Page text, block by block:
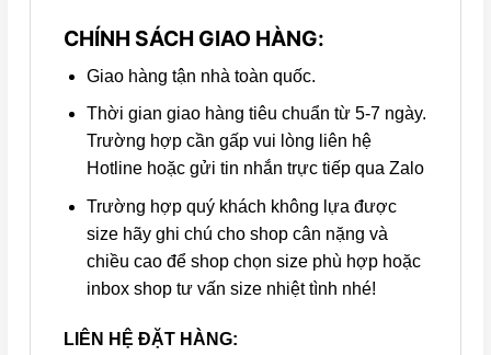
CHÍNH SÁCH GIAO HÀNG:
Giao hàng tận nhà toàn quốc.
Thời gian giao hàng tiêu chuẩn từ 5-7 ngày.
Trường hợp cần gấp vui lòng liên hệ
Hotline hoặc gửi tin nhắn trực tiếp qua Zalo
Trường hợp quý khách không lựa được
size hãy ghi chú cho shop cân nặng và
chiều cao để shop chọn size phù hợp hoặc
inbox shop tư vấn size nhiệt tình nhé!
LIÊN HỆ ĐẶT HÀNG: